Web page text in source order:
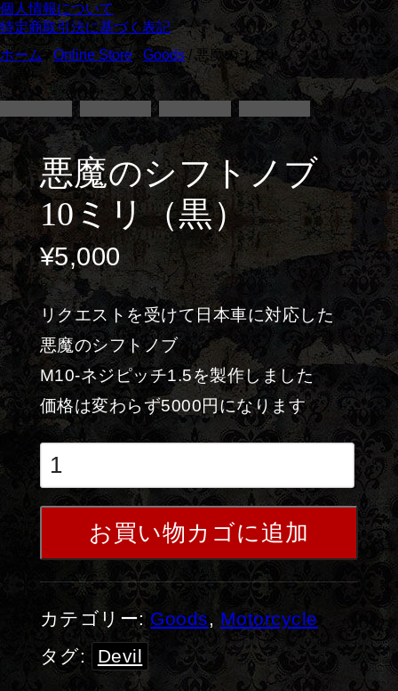
個人情報について
特定商取引法に基づく表記
ホーム / Online Store Goods/ 悪魔のシフトノブ 10ミリ
（黒）
悪魔のシフトノブ
10ミリ（黒）
¥5,000
リクエストを受けて日本車に対応した
悪魔のシフトノブ
M10-ネジピッチ1.5を製作しました
価格は変わらず5000円になります
お買い物カゴに追加
カテゴリー: Goods, Motorcycle
タグ:
Devil